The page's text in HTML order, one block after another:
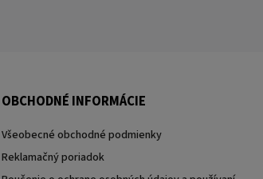
OBCHODNÉ INFORMÁCIE
Všeobecné obchodné podmienky
Reklamačný poriadok